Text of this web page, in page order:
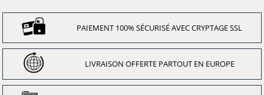
PAIEMENT 100% SÉCURISÉ AVEC CRYPTAGE SSL
LIVRAISON OFFERTE PARTOUT EN EUROPE